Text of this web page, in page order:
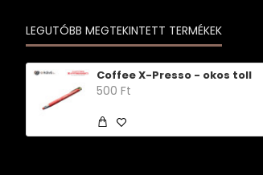
LEGUTÓBB MEGTEKINTETT TERMÉKEK
Coffee X-Presso - okos toll
500 Ft